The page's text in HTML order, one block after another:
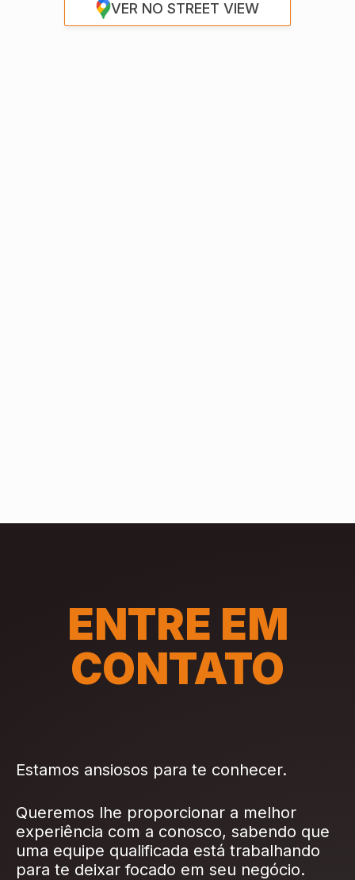
VER NO STREET VIEW
ENTRE EM
CONTATO
Estamos ansiosos para te conhecer.
Queremos lhe proporcionar a melhor
experiência com a conosco, sabendo que
uma equipe qualificada está trabalhando
para te deixar focado em seu negócio.